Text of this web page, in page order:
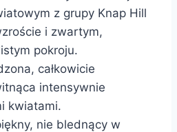
z grupy Knap Hill
i zwartym,
pokroju.
całkowicie
intensywnie
kwiatami.
nie blednący w